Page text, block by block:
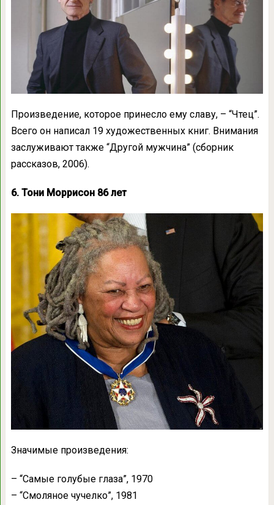
Произведение, которое принесло ему славу, – “Чтец”.
Всего он написал 19 художественных книг. Внимания
заслуживают также “Другой мужчина” (сборник
рассказов, 2006).
6. Тони Моррисон 86 лет
Значимые произведения:
– “Самые голубые глаза”, 1970
– “Смоляное чучелко”, 1981